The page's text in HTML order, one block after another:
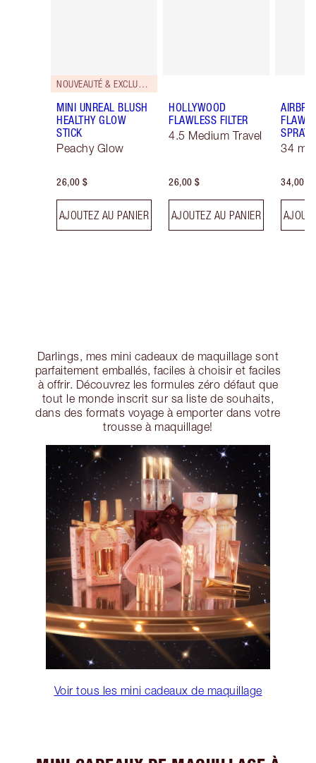
NOUVEAUTÉ & EXCLUSIVITÉ!
MINI UNREAL BLUSH
HEALTHY GLOW
STICK
Peachy Glow
26,00 $
AJOUTEZ AU PANIER
HOLLYWOOD
FLAWLESS FILTER
4.5 Medium Travel
26,00 $
AJOUTEZ AU PANIER
SPRAY
34 ml
34,00 $
Darlings, mes mini cadeaux de maquillage sont
parfaitement emballés, faciles à choisir et faciles
à offrir. Découvrez les formules zéro défaut que
tout le monde inscrit sur sa liste de souhaits,
dans des formats voyage à emporter dans votre
trousse à maquillage!
Voir tous les mini cadeaux de maquillage